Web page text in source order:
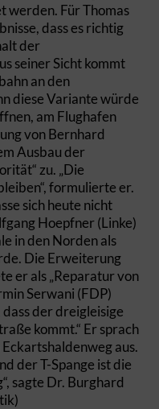
Für Thomas
dass es richtig
der
seiner Sicht kommt
an den
diese Variante würde
am Flughafen
von Bernhard
Ausbau der
zu. „Die
formulierte er.
sich heute nicht
Hoepfner (Linke)
in den Norden als
Die Erweiterung
er als „Reparatur von
Serwani (FDP)
der dreigleisige
kommt.“ Er sprach
aus.
der T-Spange ist die
sagte Dr. Burghard